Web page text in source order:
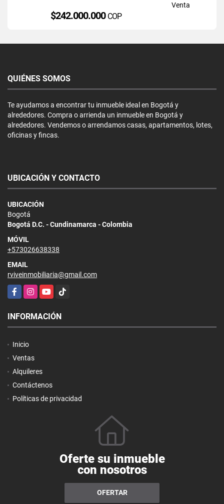
Venta
$242.000.000 COP
QUIÉNES SOMOS
Te ayudamos a encontrar tu inmueble ideal en Bogotá y
alrededores. Compra o arrienda un inmueble en Bogotá y
alrededores. Vendemos o arrendamos casas, apartamentos, lotes,
oficinas y fincas.
UBICACIÓN Y CONTACTO
UBICACIÓN
Bogotá
Bogotá D.C. - Cundinamarca - Colombia
MÓVIL
+573026638338
EMAIL
rviveinmobiliaria@gmail.com
FacebookInstagramYouTubeTikTok
INFORMACIÓN
Inicio
Ventas
Alquileres
Contáctenos
Políticas de privacidad
Oferte su inmueble
con nosotros
OFERTAR